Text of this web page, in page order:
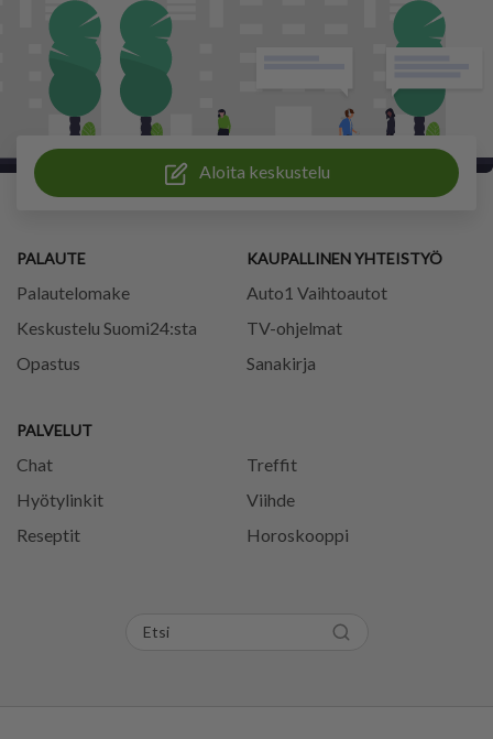
Aloita keskustelu
PALAUTE
Palautelomake
Keskustelu Suomi24:sta
Opastus
PALVELUT
Chat
Treffit
Hyötylinkit
Viihde
Reseptit
Horoskooppi
KAUPALLINEN YHTEISTYÖ
Auto1 Vaihtoautot
TV-ohjelmat
Sanakirja